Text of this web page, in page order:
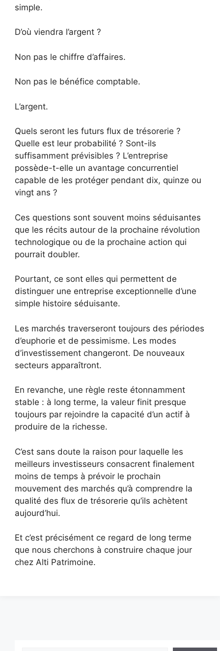
simple.
D’où viendra l’argent ?
Non pas le chiffre d’affaires.
Non pas le bénéfice comptable.
L’argent.
Quels seront les futurs flux de trésorerie ?
Quelle est leur probabilité ? Sont-ils
suffisamment prévisibles ? L’entreprise
possède-t-elle un avantage concurrentiel
capable de les protéger pendant dix, quinze ou
vingt ans ?
Ces questions sont souvent moins séduisantes
que les récits autour de la prochaine révolution
technologique ou de la prochaine action qui
pourrait doubler.
Pourtant, ce sont elles qui permettent de
distinguer une entreprise exceptionnelle d’une
simple histoire séduisante.
Les marchés traverseront toujours des périodes
d’euphorie et de pessimisme. Les modes
d’investissement changeront. De nouveaux
secteurs apparaîtront.
En revanche, une règle reste étonnamment
stable : à long terme, la valeur finit presque
toujours par rejoindre la capacité d’un actif à
produire de la richesse.
C’est sans doute la raison pour laquelle les
meilleurs investisseurs consacrent finalement
moins de temps à prévoir le prochain
mouvement des marchés qu’à comprendre la
qualité des flux de trésorerie qu’ils achètent
aujourd’hui.
Et c’est précisément ce regard de long terme
que nous cherchons à construire chaque jour
chez Alti Patrimoine.